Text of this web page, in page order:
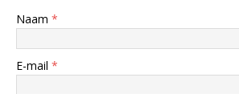
Naam *
E-mail *